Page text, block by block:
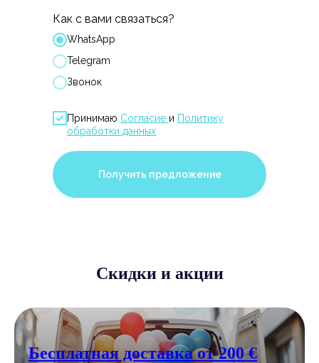
Как с вами связаться?
WhatsApp
Telegram
Звонок
Принимаю Согласие и
Политику
обработки данных
Получить предложение
Скидки и акции
Бесплатная доставка от 200 €